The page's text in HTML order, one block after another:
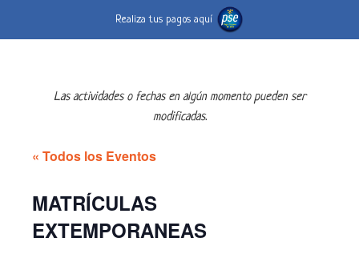
Realiza tus pagos aquí
Las actividades o fechas en algún momento pueden ser
modificadas.
« Todos los Eventos
MATRÍCULAS
EXTEMPORANEAS